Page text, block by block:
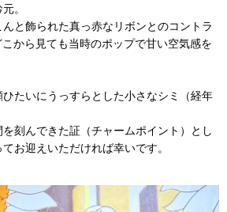
。
と飾られた真っ赤なリボンとのコントラ
から見ても当時のポップで甘い空気感を
たいにうっすらとした小さなシミ（経年
刻んできた証（チャームポイント）とし
お迎えいただければ幸いです。